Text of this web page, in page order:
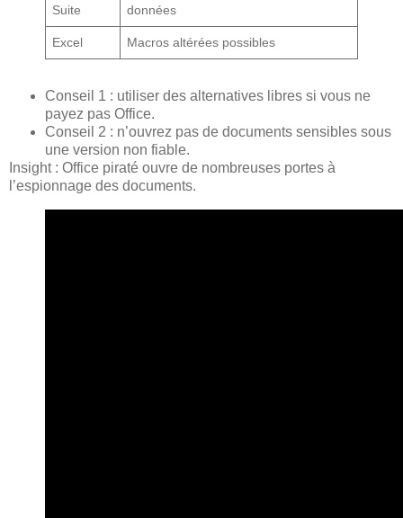
Suite
données
Excel Macros altérées possibles
Conseil 1 : utiliser des alternatives libres si vous ne
payez pas Office.
Conseil 2 : n’ouvrez pas de documents sensibles sous
une version non fiable.
Insight : Office piraté ouvre de nombreuses portes à
l’espionnage des documents.